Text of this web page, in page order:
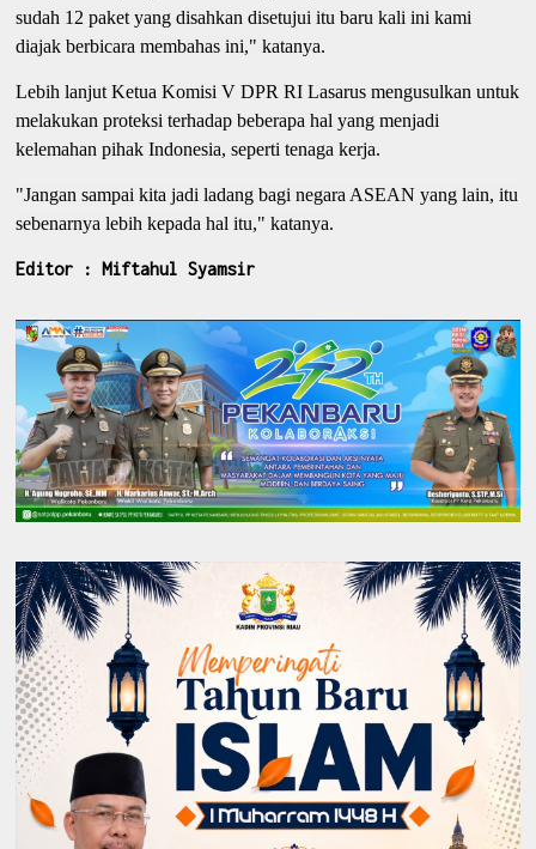
sudah 12 paket yang disahkan disetujui itu baru kali ini kami
diajak berbicara membahas ini," katanya.
Lebih lanjut Ketua Komisi V DPR RI Lasarus mengusulkan untuk
melakukan proteksi terhadap beberapa hal yang menjadi
kelemahan pihak Indonesia, seperti tenaga kerja.
"Jangan sampai kita jadi ladang bagi negara ASEAN yang lain, itu
sebenarnya lebih kepada hal itu," katanya.
Editor : Miftahul Syamsir